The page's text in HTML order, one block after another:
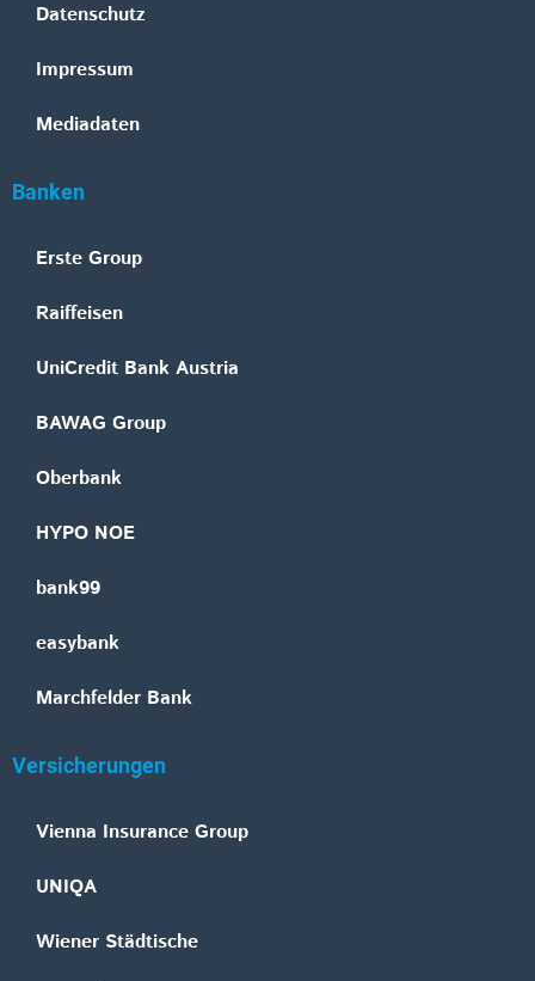
Datenschutz
Impressum
Mediadaten
Banken
Erste Group
Raiffeisen
UniCredit Bank Austria
BAWAG Group
Oberbank
HYPO NOE
bank99
easybank
Marchfelder Bank
Versicherungen
Vienna Insurance Group
UNIQA
Wiener Städtische